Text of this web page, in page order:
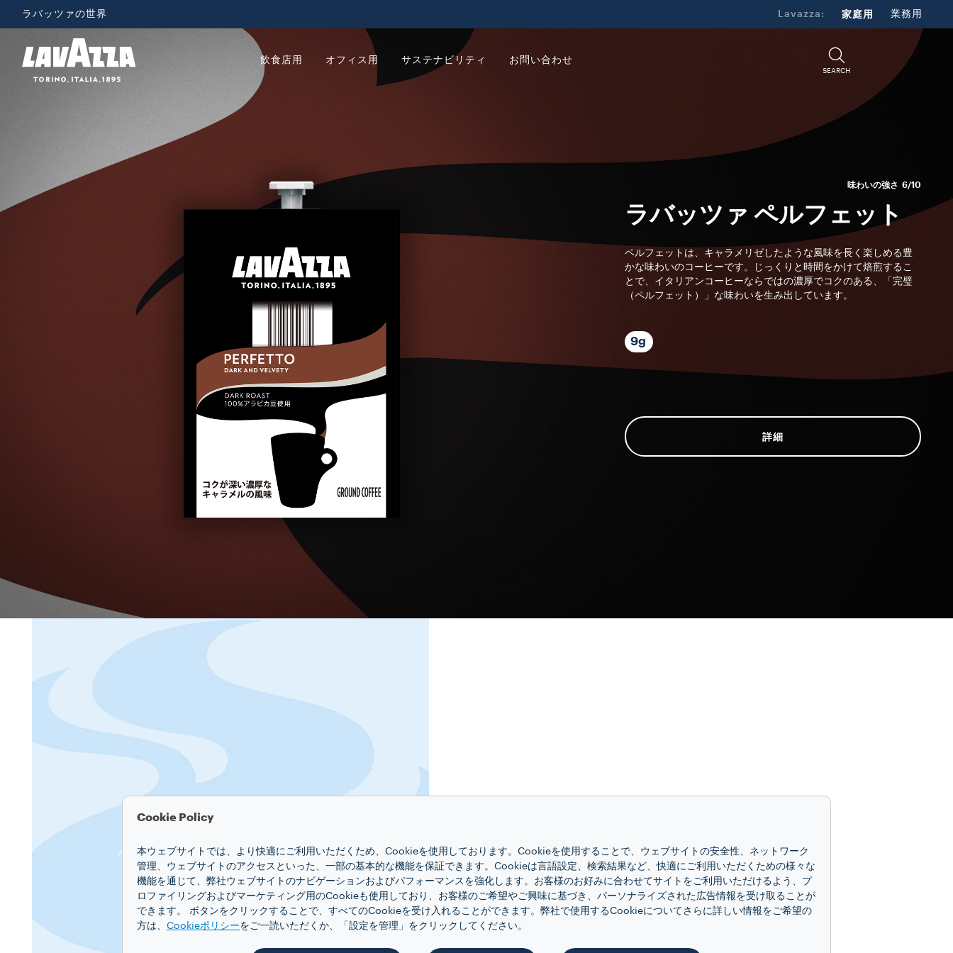
ラバッツァの世界 Lavazza: 家庭用 業務用
飲食店用 オフィス用 サステナビリティ お問い合わせ
SEARCH
味わいの強さ 6/10
ラバッツァ ペルフェット
ペルフェットは、キャラメリゼしたような風味を長く楽しめる豊
かな味わいのコーヒーです。じっくりと時間をかけて焙煎するこ
とで、イタリアンコーヒーならではの濃厚でコクのある、「完璧
（ペルフェット）」な味わいを生み出しています。
9g
詳細
Cookie Policy
本ウェブサイトでは、より快適にご利用いただくため、Cookieを使用しております。Cookieを使用することで、ウェブサイトの安全性、ネットワーク
管理、ウェブサイトのアクセスといった、一部の基本的な機能を保証できます。Cookieは言語設定、検索結果など、快適にご利用いただくための様々な
機能を通じて、弊社ウェブサイトのナビゲーションおよびパフォーマンスを強化します。お客様のお好みに合わせてサイトをご利用いただけるよう、プ
ロファイリングおよびマーケティング用のCookieも使用しており、お客様のご希望やご興味に基づき、パーソナライズされた広告情報を受け取ることが
できます。 ボタンをクリックすることで、すべてのCookieを受け入れることができます。弊社で使用するCookieについてさらに詳しい情報をご希望の
方は、 Cookieポリシーをご一読いただくか、「設定を管理」をクリックしてください。